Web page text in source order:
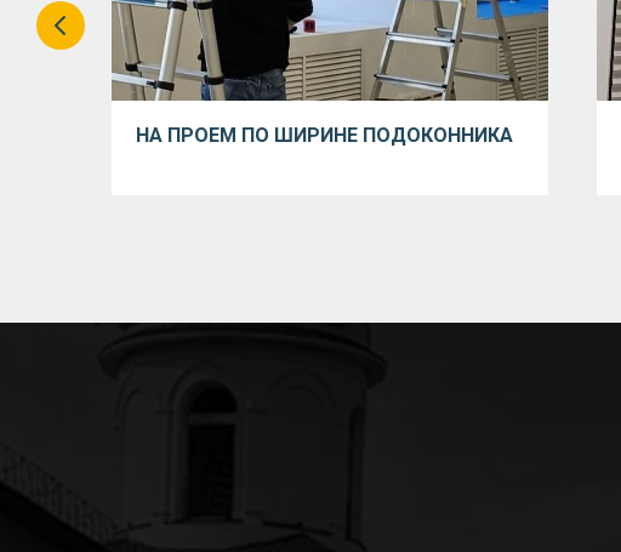
НА ПРОЕМ ПО ШИРИНЕ ПОДОКОННИКА